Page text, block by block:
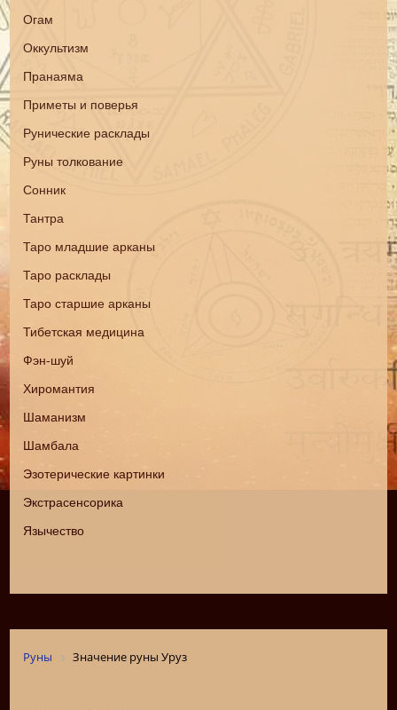
Огам
Оккультизм
Пранаяма
Приметы и поверья
Рунические расклады
Руны толкование
Сонник
Тантра
Таро младшие арканы
Таро расклады
Таро старшие арканы
Тибетская медицина
Фэн-шуй
Хиромантия
Шаманизм
Шамбала
Эзотерические картинки
Экстрасенсорика
Язычество
Руны Значение руны Уруз